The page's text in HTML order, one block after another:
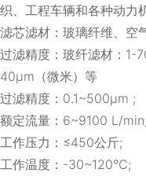
织、工程车辆和各种动力
滤芯滤材：玻璃纤维、空
过滤精度：玻纤滤材：1-
40μm（微米）等
过滤精度：0.1~500μm ;
额定流量：6~9100 L/
工作压力：≤450公斤;
工作温度：-30~120℃;